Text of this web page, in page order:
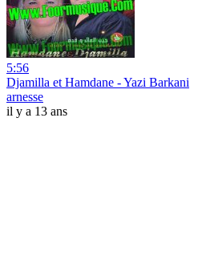
5:56
Djamilla et Hamdane - Yazi Barkani
arnesse
il y a 13 ans